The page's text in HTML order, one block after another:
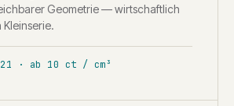
Geometrie — wirtschaftlich
· ab 10 ct / cm³